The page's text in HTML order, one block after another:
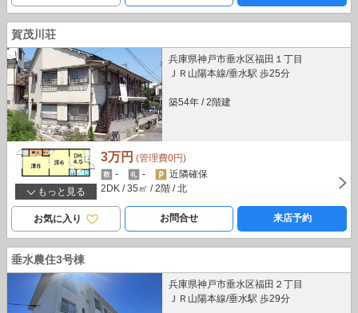
賀茂川荘
兵庫県神戸市垂水区福田１丁目
ＪＲ山陽本線/垂水駅 歩25分
築54年 / 2階建
もっと見る
3万円 (管理費0円)
-
-
近隣確保
2DK / 35㎡ / 2階 / 北
お気に入り お問合せ 来店予約
垂水農住3号棟
兵庫県神戸市垂水区福田２丁目
ＪＲ山陽本線/垂水駅 歩29分